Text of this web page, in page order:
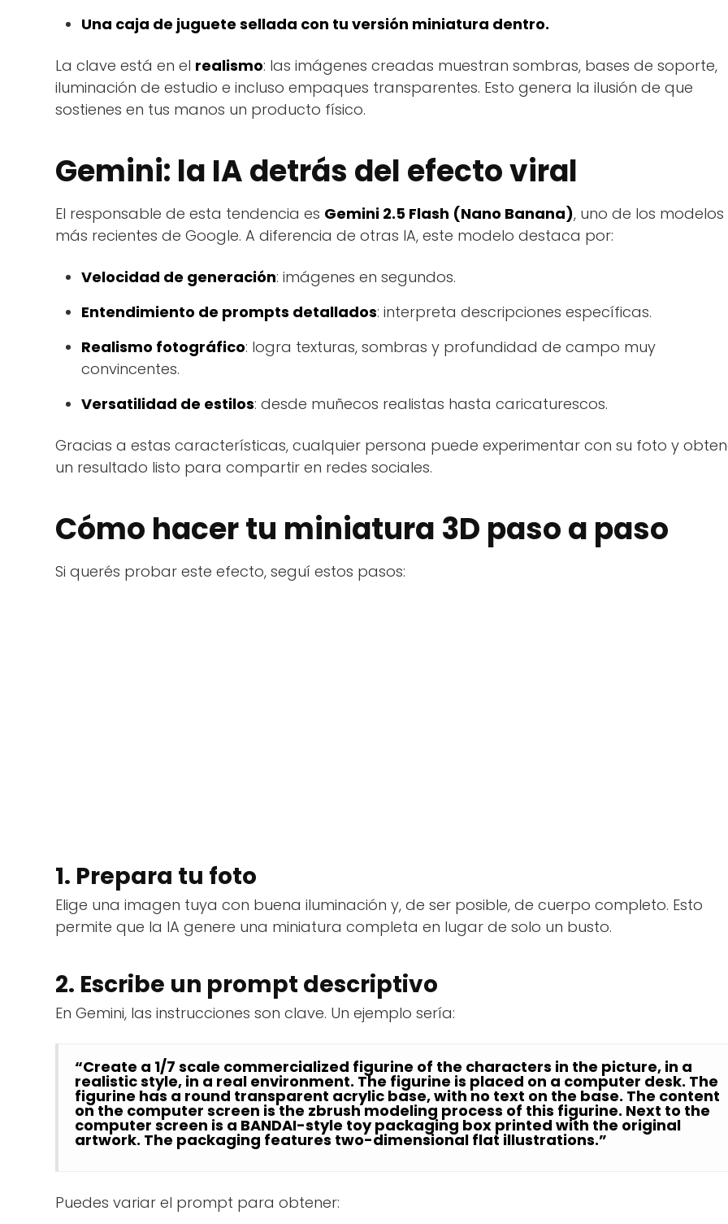
Una caja de juguete sellada con tu versión miniatura dentro.
La clave está en el realismo: las imágenes creadas muestran sombras, bases de soporte,
iluminación de estudio e incluso empaques transparentes. Esto genera la ilusión de que
sostienes en tus manos un producto físico.
Gemini: la IA detrás del efecto viral
El responsable de esta tendencia es Gemini 2.5 Flash (Nano Banana), uno de los modelos
más recientes de Google. A diferencia de otras IA, este modelo destaca por:
Velocidad de generación: imágenes en segundos.
Entendimiento de prompts detallados: interpreta descripciones específicas.
Realismo fotográfico: logra texturas, sombras y profundidad de campo muy
convincentes.
Versatilidad de estilos: desde muñecos realistas hasta caricaturescos.
Gracias a estas características, cualquier persona puede experimentar con su foto y
un resultado listo para compartir en redes sociales.
Cómo hacer tu miniatura 3D paso a paso
Si querés probar este efecto, seguí estos pasos:
1. Prepara tu foto
Elige una imagen tuya con buena iluminación y, de ser posible, de cuerpo completo. Esto
permite que la IA genere una miniatura completa en lugar de solo un busto.
2. Escribe un prompt descriptivo
En Gemini, las instrucciones son clave. Un ejemplo sería:
“Create a 1/7 scale commercialized figurine of the characters in the picture, in a
realistic style, in a real environment. The figurine is placed on a computer desk. The
figurine has a round transparent acrylic base, with no text on the base. The content
on the computer screen is the zbrush modeling process of this figurine. Next to the
computer screen is a BANDAI-style toy packaging box printed with the original
artwork. The packaging features two-dimensional flat illustrations.”
Puedes variar el prompt para obtener: